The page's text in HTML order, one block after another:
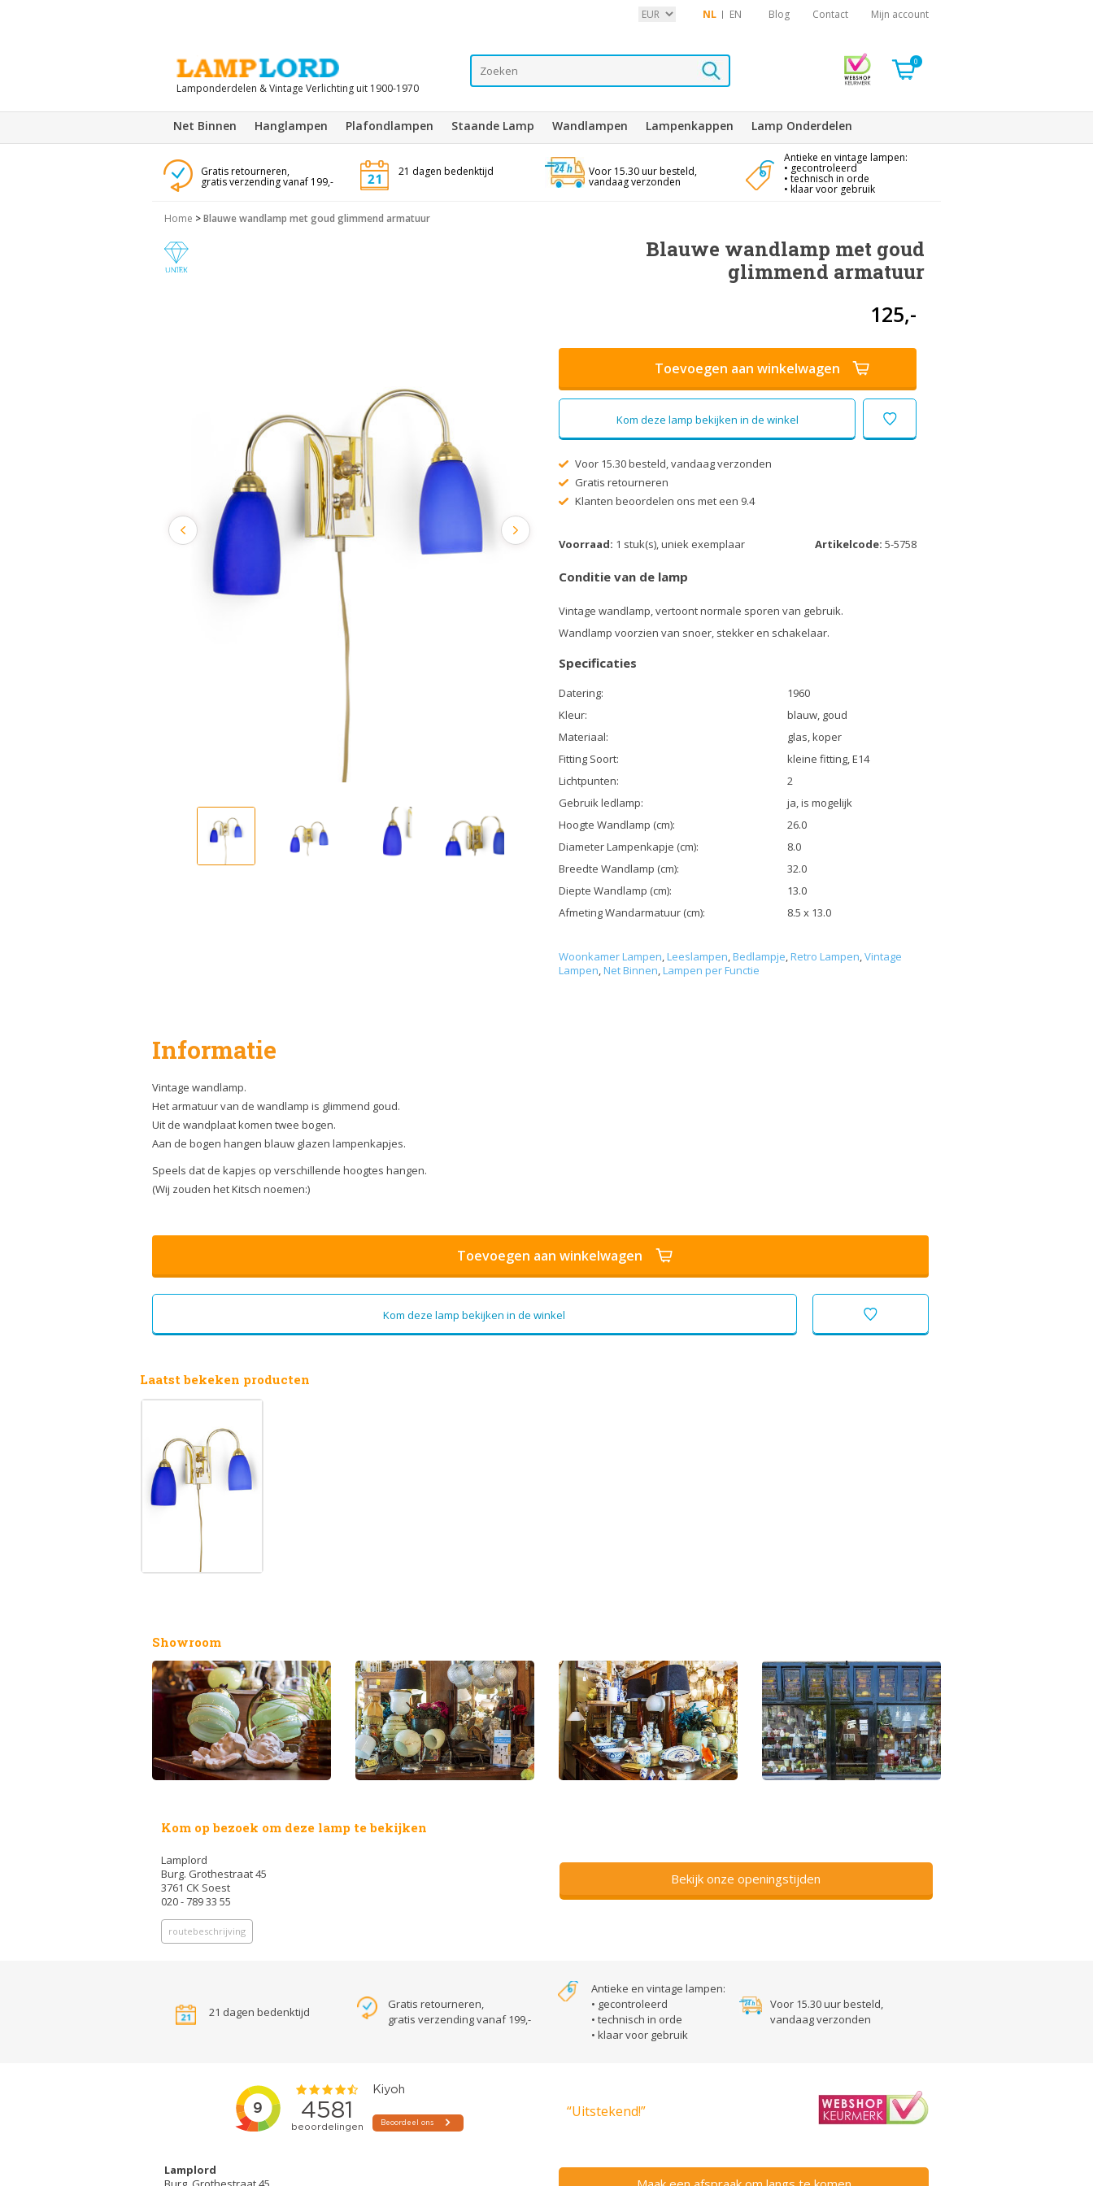
NL EN Blog Contact Mijn account
Lamponderdelen & Vintage Verlichting uit 1900-1970
0
Net Binnen Hanglampen Plafondlampen Staande Lamp Wandlampen Lampenkappen Lamp Onderdelen
Gratis retourneren,
gratis verzending vanaf 199,-
21 dagen bedenktijd Voor 15.30 uur besteld,
vandaag verzonden
Antieke en vintage lampen:
• gecontroleerd
• technisch in orde
• klaar voor gebruik
Home >Blauwe wandlamp met goud glimmend armatuur
Blauwe wandlamp met goud
glimmend armatuur
125,-
Toevoegen aan winkelwagen
Kom deze lamp bekijken in de winkel
Voor 15.30 besteld, vandaag verzonden
Gratis retourneren
Klanten beoordelen ons met een 9.4
Voorraad: 1 stuk(s), uniek exemplaar Artikelcode: 5-5758
Conditie van de lamp
Vintage wandlamp, vertoont normale sporen van gebruik.
Wandlamp voorzien van snoer, stekker en schakelaar.
Specificaties
Datering:
1960
Kleur:
blauw, goud
Materiaal:
glas, koper
Fitting Soort:
kleine fitting, E14
Lichtpunten:
2
Gebruik ledlamp:
ja, is mogelijk
Hoogte Wandlamp (cm):
26.0
Diameter Lampenkapje (cm):
8.0
Breedte Wandlamp (cm):
32.0
Diepte Wandlamp (cm):
13.0
Afmeting Wandarmatuur (cm):
8.5 x 13.0
Woonkamer Lampen,Leeslampen,Bedlampje,Retro Lampen,Vintage
Lampen,Net Binnen,Lampen per Functie
Informatie
Vintage wandlamp.
Het armatuur van de wandlamp is glimmend goud.
Uit de wandplaat komen twee bogen.
Aan de bogen hangen blauw glazen lampenkapjes.
Speels dat de kapjes op verschillende hoogtes hangen.
(Wij zouden het Kitsch noemen:)
Toevoegen aan winkelwagen
Kom deze lamp bekijken in de winkel
Laatst bekeken producten
Showroom
Kom op bezoek om deze lamp te bekijken
Lamplord
Burg. Grothestraat 45
3761 CK Soest
020 - 789 33 55
routebeschrijving
Bekijk onze openingstijden
21 dagen bedenktijd
Gratis retourneren,
gratis verzending vanaf 199,-
Antieke en vintage lampen:
• gecontroleerd
• technisch in orde
• klaar voor gebruik
Voor 15.30 uur besteld,
vandaag verzonden
“Uitstekend!”
Lamplord